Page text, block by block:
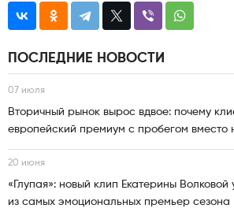
ПОСЛЕДНИЕ НОВОСТИ
07 июля
Вторичный рынок вырос вдвое: почему
европейский премиум с пробегом вместо
20 июня
«Глупая»: новый клип Екатерины
из самых эмоциональных премьер сезона